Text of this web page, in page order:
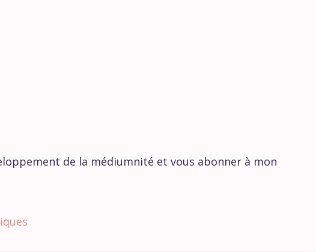
de la médiumnité et vous abonner à mon